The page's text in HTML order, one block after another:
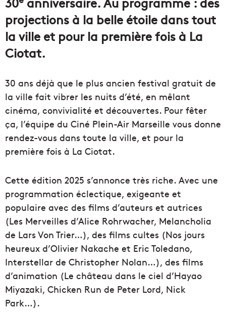
projections à la belle étoile dans tout
la ville et pour la première fois à La
Ciotat.
30 ans déjà que le plus ancien festival gratuit de
la ville fait vibrer les nuits d’été, en mêlant
cinéma, convivialité et découvertes. Pour fêter
ça, l’équipe du Ciné Plein-Air Marseille vous donne
rendez-vous dans toute la ville, et pour la
première fois à La Ciotat.
Cette édition 2025 s’annonce très riche. Avec une
programmation éclectique, exigeante et
populaire avec des films d’auteurs et autrices
(Les Merveilles d’Alice Rohrwacher, Melancholia
de Lars Von Trier…), des films cultes (Nos jours
heureux d’Olivier Nakache et Eric Toledano,
Interstellar de Christopher Nolan…), des films
d’animation (Le château dans le ciel d’Hayao
Miyazaki, Chicken Run de Peter Lord, Nick
Park…).